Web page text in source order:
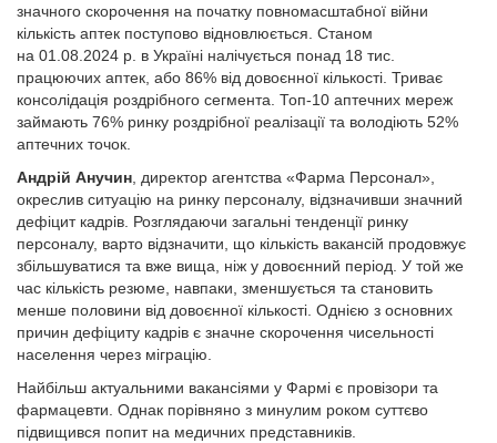
значного скорочення на початку повномасштабної війни
кількість аптек поступово відновлюється. Станом
на 01.08.2024 р. в Україні налічується понад 18 тис.
працюючих аптек, або 86% від довоєнної кількості. Триває
консолідація роздрібного сегмента. Топ-10 аптечних мереж
займають 76% ринку роздрібної реалізації та володіють 52%
аптечних точок.
Андрій Анучин , директор агентства «Фарма Персонал»,
окреслив ситуацію на ринку персоналу, відзначивши знач­ний
дефіцит кадрів. Розглядаючи загальні тенденції ринку
персоналу, варто відзначити, що кількість вакансій продов­жує
збільшуватися та вже вища, ніж у довоєнний період. У той же
час кількість резюме, навпаки, зменшується та становить
менше половини від довоєнної кількості. Однією з основних
причин дефіциту кадрів є значне скорочення чисельності
населення через міграцію.
Найбільш актуальними вакансіями у Фармі є провізори та
фармацевти. Однак порівняно з минулим роком суттєво
підвищився попит на медичних представників.